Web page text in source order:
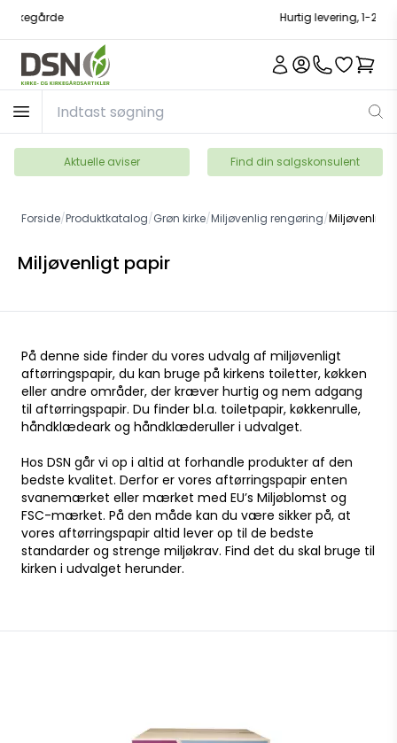
Hurtig levering, 1-2 hverdage
Aktuelle aviser Find din salgskonsulent
Forside/Produktkatalog/Grøn kirke/Miljøvenlig rengøring/Miljøvenligt
Miljøvenligt papir
På denne side finder du vores udvalg af miljøvenligt
aftørringspapir, du kan bruge på kirkens toiletter, køkken
eller andre områder, der kræver hurtig og nem adgang
til aftørringspapir. Du finder bl.a. toiletpapir, køkkenrulle,
håndklædeark og håndklæderuller i udvalget.
Hos DSN går vi op i altid at forhandle produkter af den
bedste kvalitet. Derfor er vores aftørringspapir enten
svanemærket eller mærket med EU’s Miljøblomst og
FSC-mærket. På den måde kan du være sikker på, at
vores aftørringspapir altid lever op til de bedste
standarder og strenge miljøkrav. Find det du skal bruge til
kirken i udvalget herunder.